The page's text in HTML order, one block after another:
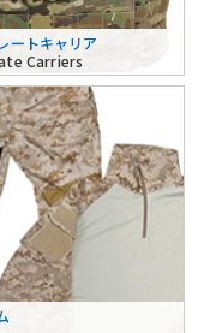
ートキャリア
Carriers